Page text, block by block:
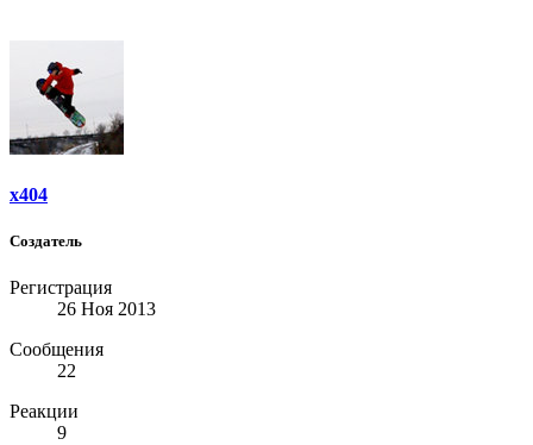
x404
Создатель
Регистрация
26 Ноя 2013
Сообщения
22
Реакции
9